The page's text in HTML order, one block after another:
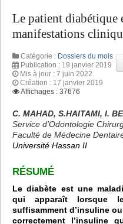
Le patient diabétique
manifestations
Catégorie : Dossiers du mois
Publication : 19 janvier 2019
Mis à jour : 7 juin 2022
Création : 17 janvier 2019
Affichages : 37676
C. MAHAD, S.HAITAMI, I.
Service d’Odontologie
Faculté de Médecine
Université Hassan II
RÉSUMÉ
Le diabète est une
qui apparaît lorsque
suffisamment d’insuline
correctement l’insuline